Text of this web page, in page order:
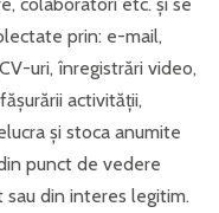
prin: e-mail,
uri, înregistrări video,
activității,
și stoca anumite
punct de vedere
din interes legitim.